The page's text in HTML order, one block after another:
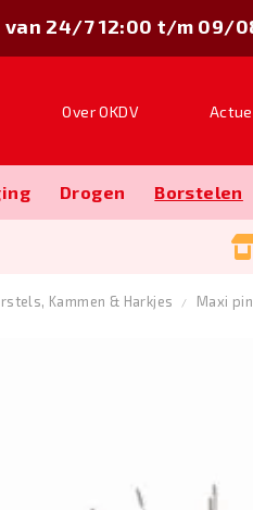
Over OKDV
Drogen Borstelen
van 24/7 12:00 t/m 09/
Kammen & Harkjes Maxi pin